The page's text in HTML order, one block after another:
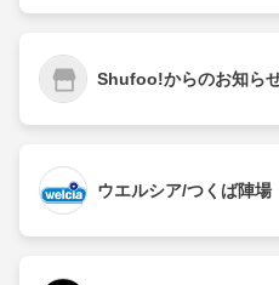
Shufoo!からのお知ら
ウエルシア/つくば陣場